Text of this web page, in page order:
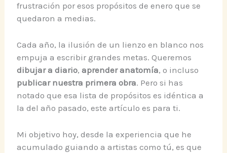
frustración por esos propósitos de enero que se
quedaron a medias.
Cada año, la ilusión de un lienzo en blanco nos
empuja a escribir grandes metas. Queremos
dibujar a diario,aprender anatomía, o incluso
publicar nuestra primera obra. Pero si has
notado que esa lista de propósitos es idéntica a
la del año pasado, este artículo es para ti.
Mi objetivo hoy, desde la experiencia que he
acumulado guiando a artistas como tú, es que